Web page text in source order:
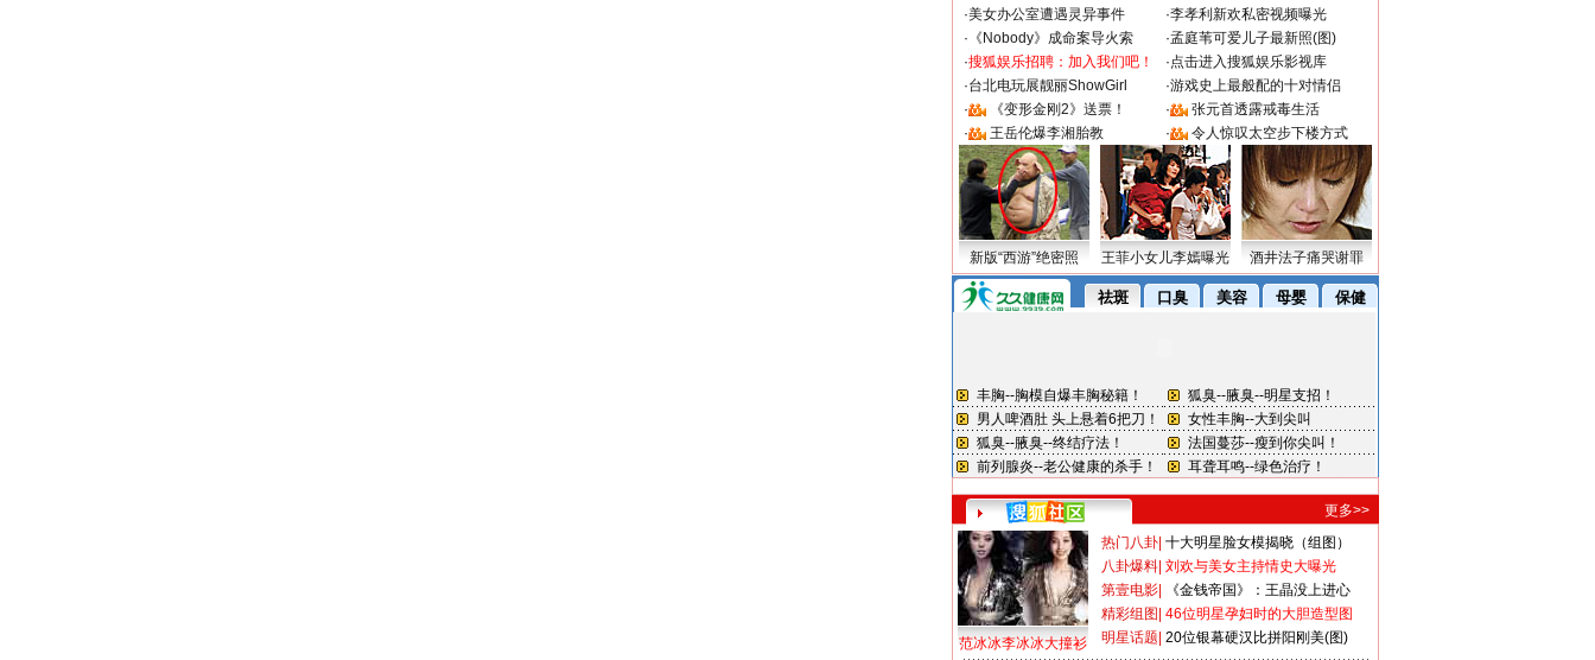
·美女办公室遭遇灵异事件 ·李孝利新欢私密视频曝光
· 《Nobody》成命案导火索 ·孟庭苇可爱儿子最新照(图)
·搜狐娱乐招聘：加入我们吧！ ·点击进入搜狐娱乐影视库
·台北电玩展靓丽ShowGirl ·游戏史上最般配的十对情侣
·
《变形金刚2》送票！ ·
张元首透露戒毒生活
·
王岳伦爆李湘胎教 · 令人惊叹太空步下楼方式
新版“西游”绝密照 王菲小女儿李嫣曝光 酒井法子痛哭谢罪
更多>>
范冰冰李冰冰大撞衫
热门八卦 十大明星脸女模揭晓（组图）
八卦爆料 刘欢与美女主持情史大曝光
第壹电影
《金钱帝国》：王晶没上进心
精彩组图 46位明星孕妇时的大胆造型图
明星话题 20位银幕硬汉比拼阳刚美(图)